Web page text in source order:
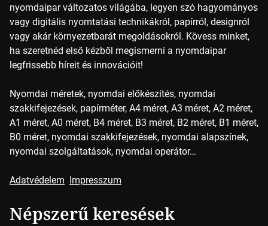
nyomdaipar változatos világába, legyen szó hagyományos
vagy digitális nyomtatási technikákról, papírról, designról
vagy akár környezetbarát megoldásokról. Kövess minket,
ha szeretnéd első kézből megismerni a nyomdaipar
legfrissebb híreit és innovációit!
Nyomdai méretek, nyomdai előkészítés, nyomdai
szakkifejezések, papírméter, A4 méret, A3 méret, A2 méret,
A1 méret, A0 méret, B4 méret, B3 méret, B2 méret, B1 méret,
B0 méret, nyomdai szakkifejezések, nyomdai alapszínek,
nyomdai szolgáltatások, nyomdai operátor…
Adatvédelem Impresszum
Népszerű keresések